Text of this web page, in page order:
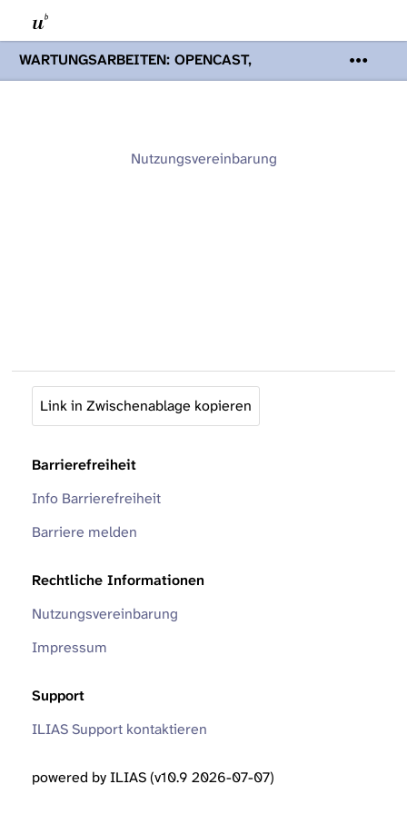
WARTUNGSARBEITEN: OPENCAST,
PODCASTS & TOBIRA
Mi 19. August
Opencast-Videos und Tobira nicht zur
Nutzungsvereinbarung
Link in Zwischenablage kopieren
Barrierefreiheit
Info Barrierefreiheit
Barriere melden
Rechtliche Informationen
Nutzungsvereinbarung
Impressum
Support
ILIAS Support kontaktieren
powered by ILIAS (v10.9 2026-07-07)